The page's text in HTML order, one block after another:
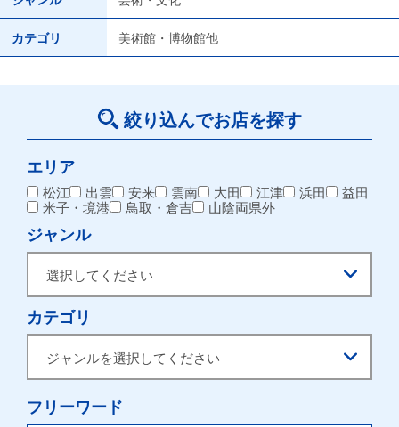
カテゴリ 美術館・博物館他
絞り込んでお店を探す
エリア
松江 出雲 安来 雲南 大田 江津 浜田
益田
米子・境港
鳥取・倉吉 山陰両県外
ジャンル
カテゴリ
フリーワード